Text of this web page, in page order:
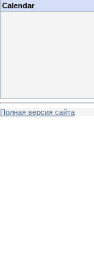
Calendar
Полная версия сайта